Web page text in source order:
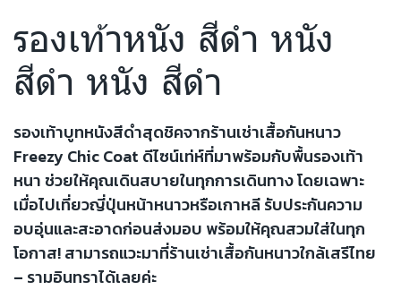
รองเท้าหนัง สีดำ หนัง
สีดำ หนัง สีดำ
รองเท้าบูทหนังสีดำสุดชิคจากร้านเช่าเสื้อกันหนาว
Freezy Chic Coat ดีไซน์เท่ห์ที่มาพร้อมกับพื้นรองเท้า
หนา ช่วยให้คุณเดินสบายในทุกการเดินทาง โดยเฉพาะ
เมื่อไปเที่ยวญี่ปุ่นหน้าหนาวหรือเกาหลี รับประกันความ
อบอุ่นและสะอาดก่อนส่งมอบ พร้อมให้คุณสวมใส่ในทุก
โอกาส! สามารถแวะมาที่ร้านเช่าเสื้อกันหนาวใกล้เสรีไทย
– รามอินทราได้เลยค่ะ